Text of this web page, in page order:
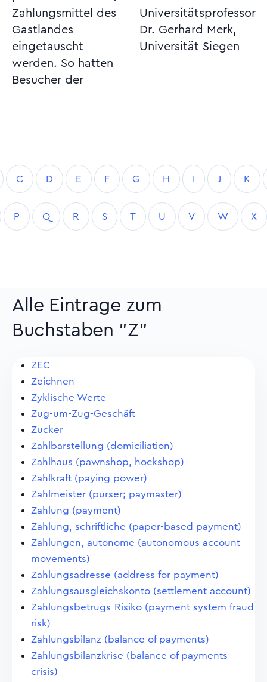
Zahlungsmittel des
Gastlandes
eingetauscht
werden. So hatten
Besucher der
Universitätsprofessor
Dr. Gerhard Merk,
Universität Siegen
C D E F G H I J K
P Q R S T U V W X
Alle Eintrage zum
Buchstaben "Z"
ZEC
Zeichnen
Zyklische Werte
Zug-um-Zug-Geschäft
Zucker
Zahlbarstellung (domiciliation)
Zahlhaus (pawnshop, hockshop)
Zahlkraft (paying power)
Zahlmeister (purser; paymaster)
Zahlung (payment)
Zahlung, schriftliche (paper-based payment)
Zahlungen, autonome (autonomous account
movements)
Zahlungsadresse (address for payment)
Zahlungsausgleichskonto (settlement account)
Zahlungsbetrugs-Risiko (payment system fraud
risk)
Zahlungsbilanz (balance of payments)
Zahlungsbilanzkrise (balance of payments
crisis)